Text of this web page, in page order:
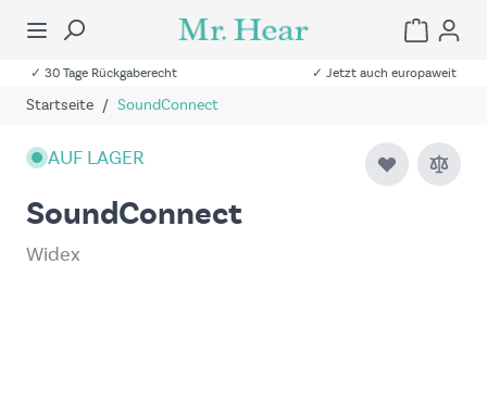
✓ 30 Tage Rückgaberecht ✓ Jetzt auch europaweit
Startseite / SoundConnect
SoundConnect
Widex
AUF LAGER